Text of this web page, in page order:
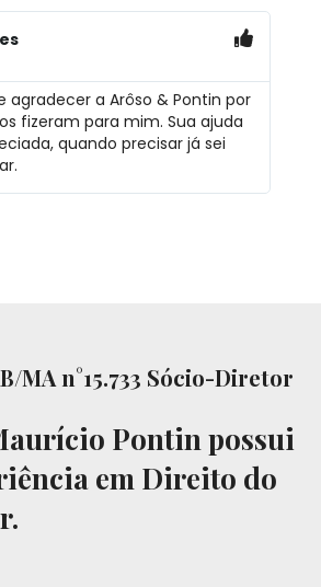
agradecer a Arôso & Pontin por
fizeram para mim. Sua ajuda
quando precisar já sei
MA n°15.733 Sócio-Diretor
Pontin possui
em Direito do